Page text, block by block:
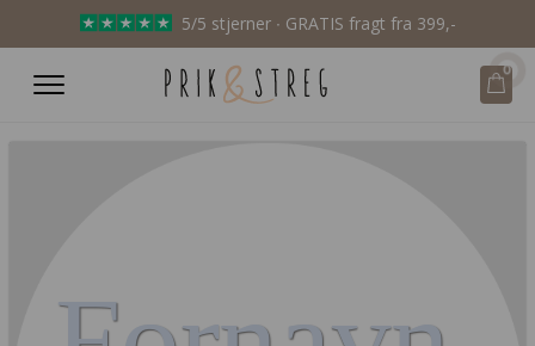
5/5 stjerner ∙ GRATIS fragt fra 399,-
0